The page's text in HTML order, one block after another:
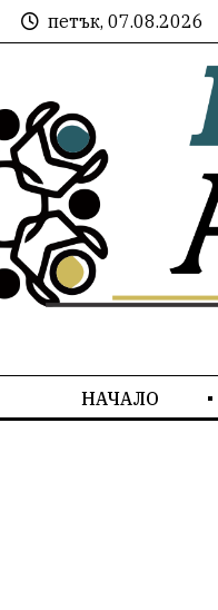
петък, 07.08.2026
НАЧАЛО